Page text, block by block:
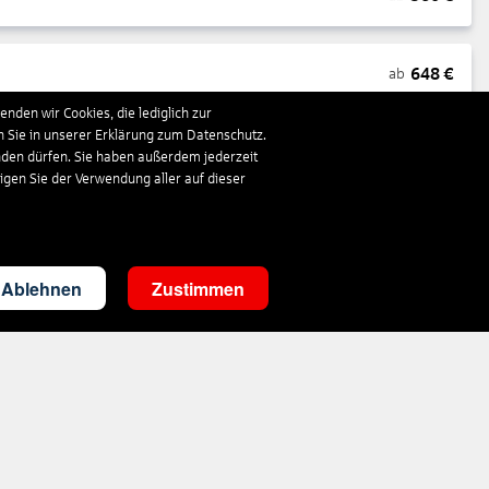
ab 648€
wir Cookies, die lediglich zur
in unserer Erklärung zum Datenschutz.
dürfen. Sie haben außerdem jederzeit
Sie der Verwendung aller auf dieser
Ablehnen Zustimmen